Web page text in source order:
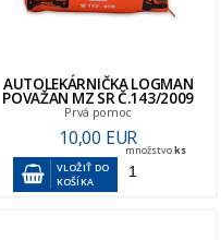
AUTOLEKÁRNIČKA LOGMAN
POVAŽAN MZ SR Č.143/2009
Prvá pomoc
10,00 EUR
VLOŽIŤ DO
KOŠÍKA
množstvoks